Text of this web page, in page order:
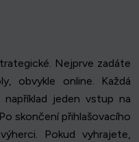
Nejprve zadáte
obvykle online. Každá
například jeden vstup na
skončení přihlašovacího
Pokud vyhrajete,